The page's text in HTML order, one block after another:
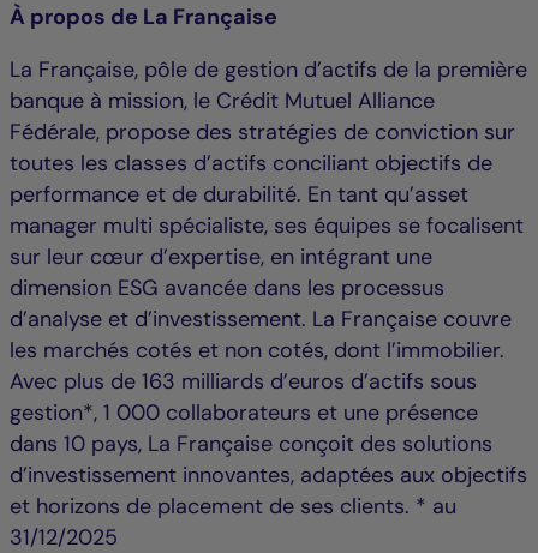
À propos de La Française
La Française, pôle de gestion d’actifs de la première
banque à mission, le Crédit Mutuel Alliance
Fédérale, propose des stratégies de conviction sur
toutes les classes d’actifs conciliant objectifs de
performance et de durabilité. En tant qu’asset
manager multi spécialiste, ses équipes se focalisent
sur leur cœur d’expertise, en intégrant une
dimension ESG avancée dans les processus
d’analyse et d’investissement. La Française couvre
les marchés cotés et non cotés, dont l’immobilier.
Avec plus de 163 milliards d’euros d’actifs sous
gestion*, 1 000 collaborateurs et une présence
dans 10 pays, La Française conçoit des solutions
d’investissement innovantes, adaptées aux objectifs
et horizons de placement de ses clients. * au
31/12/2025